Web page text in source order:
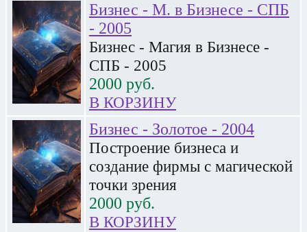
Бизнес - М. в Бизнесе - СПБ
- 2005
Бизнес - Магия в Бизнесе -
СПБ - 2005
2000 руб.
В КОРЗИНУ
Бизнес - Золотое - 2004
Построение бизнеса и
создание фирмы с магической
точки зрения
2000 руб.
В КОРЗИНУ